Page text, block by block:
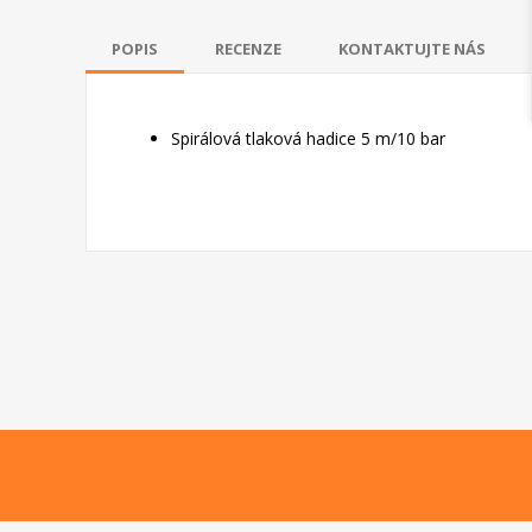
POPIS RECENZE KONTAKTUJTE NÁS
Spirálová tlaková hadice 5 m/10 bar